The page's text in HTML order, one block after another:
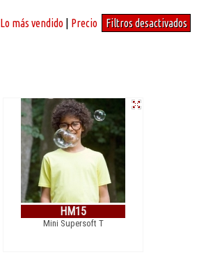
Lo más vendido Precio Filtros desactivados
HM15
Mini Supersoft T